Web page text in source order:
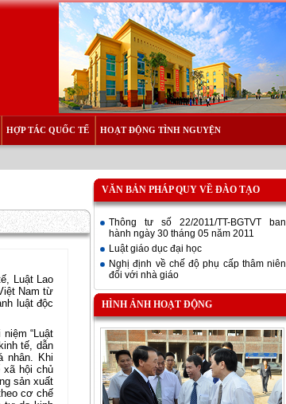
HỢP TÁC QUỐC TẾ HOẠT ĐỘNG TÌNH NGUYỆN
Luật Lao
Nam từ
luật độc
“Luật
tế, dẫn
nhân. Khi
xã hội chủ
sản xuất
cơ chế
VĂN BẢN PHÁP QUY VỀ ĐÀO TẠO
Thông tư số 22/2011/TT-BGTVT ban
hành ngày 30 tháng 05 năm 2011
Luật giáo dục đại học
Nghị định về chế độ phụ cấp thâm niên
đối với nhà giáo
HÌNH ẢNH HOẠT ĐỘNG